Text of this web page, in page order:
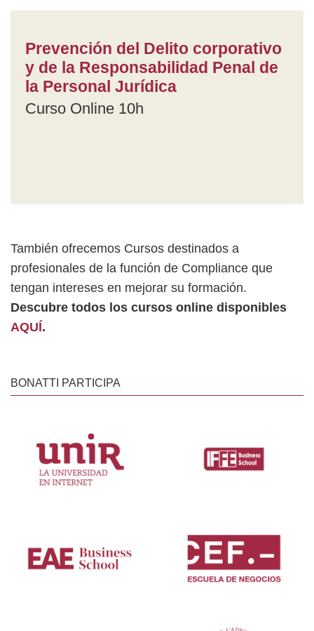
Prevención del Delito corporativo
y de la Responsabilidad Penal de
la Personal Jurídica
Curso Online 10h
También ofrecemos Cursos destinados a
profesionales de la función de Compliance que
tengan intereses en mejorar su formación.
Descubre todos los cursos online disponibles
AQUÍ.
BONATTI PARTICIPA